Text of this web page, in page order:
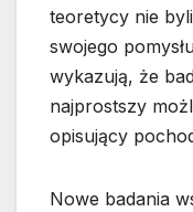
teoretycy nie
swojego
wykazują, że
najprostszy
opisujący
Nowe badania